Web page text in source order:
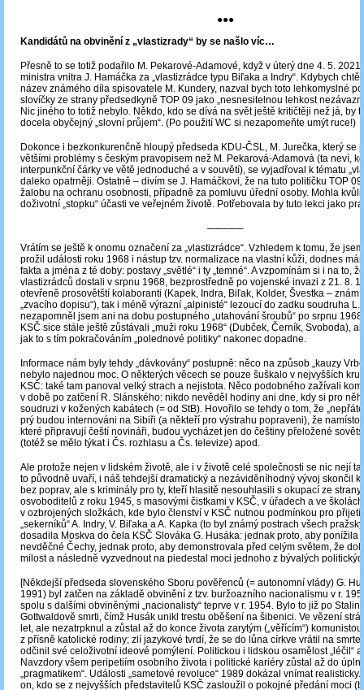
●●●
Kandidátů na obvinění z „vlastizrady“ by se našlo víc…
Přesně to se totiž podařilo M. Pekarové-Adamové, když v úterý dne 4. 5.
ministra vnitra J. Hamáčka za „vlastizrádce typu Biľaka a Indry“. Kdybych
název známého díla spisovatele M. Kundery, nazval bych toto lehkomyslné
slovíčky ze strany předsedkyně TOP 09 jako „nesnesitelnou lehkost
Nic jiného to totiž nebylo. Někdo, kdo se dívá na svět ještě kritičtěji než já, by
docela obyčejný „slovní průjem“. (Po použití WC si nezapomeňte umýt ruce!)
Dokonce i bezkonkurenčně hloupý předseda KDU-ČSL, M. Jurečka, který se
většími problémy s českým pravopisem než M. Pekarová-Adamová (ta neví,
interpunkční čárky ve větě jednoduché a v souvětí), se vyjadřoval k tématu
daleko opatrněji. Ostatně – divím se J. Hamáčkovi, že na tuto političku TOP
žalobu na ochranu osobnosti, případně za pomluvu úřední osoby. Mohla kvůli
doživotní „stopku“ účasti ve veřejném životě. Potřebovala by tuto lekci jako
─────
Vrátím se ještě k onomu označení za „vlastizrádce“. Vzhledem k tomu, že
prožil události roku 1968 i nástup tzv. normalizace na vlastní kůži, dodnes
fakta a jména z té doby: postavy „světlé“ i ty „temné“. A vzpomínám si i na to,
vlastizrádců dostali v srpnu 1968, bezprostředně po vojenské invazi z 21. 8.
otevřeně prosovětští kolaboranti (Kapek, Indra, Biľak, Kolder, Švestka –
„zvacího dopisu“), tak i méně výrazní „alpinisté“ lezoucí do zadku soudruha L.
nezapomněl jsem ani na dobu postupného „utahování šroubů“ po srpnu
KSČ sice stále ještě zůstávali „muži roku 1968“ (Dubček, Černík, Svoboda),
jak to s tím pokračováním „polednové politiky“ nakonec dopadne.
Informace nám byly tehdy „dávkovány“ postupně: něco na způsob „kauzy
nebylo najednou moc. O některých věcech se pouze šuškalo v nejvyšších
KSČ: také tam panoval velký strach a nejistota. Něco podobného zažívali
v době po zatčení R. Slánského: nikdo nevěděl hodiny ani dne, kdy si pro
soudruzi v kožených kabátech (= od StB). Hovořilo se tehdy o tom, že
prý budou internováni na Sibiři (a někteří pro výstrahu popraveni), že namísto
které připravují čeští novináři, budou vycházet jen do češtiny přeložené
(totéž se mělo týkat i Čs. rozhlasu a Čs. televize) apod.
Ale protože nejen v lidském životě, ale i v životě celé společnosti se nic nejí
to původně uvaří, i náš tehdejší dramatický a nezáviděníhodný vývoj skončil
bez poprav, ale s kriminály pro ty, kteří hlasitě nesouhlasili s okupací ze
osvoboditelů z roku 1945, s masovými čistkami v KSČ, v úřadech a ve
v ozbrojených složkách, kde bylo členství v KSČ nutnou podmínkou pro
„sekerníků“ A. Indry, V. Biľaka a A. Kapka (to byl známý postrach všech
dosadila Moskva do čela KSČ Slováka G. Husáka: jednak proto, aby ponížila
nevděčné Čechy, jednak proto, aby demonstrovala před celým světem, že
milost a následně vyzvednout na piedestal moci jednoho z bývalých
[Někdejší předseda slovenského Sboru pověřenců (= autonomní vlády) G.
1991) byl zatčen na základě obvinění z tzv. buržoazního nacionalismu v r.
spolu s dalšími obviněnými „nacionalisty“ teprve v r. 1954. Bylo to již po
Gottwaldově smrti, čímž Husák unikl trestu oběšení na šibenici. Ve vězení
let, ale nezatrpknul a zůstal až do konce života zarytým („věřícím“)
z přísně katolické rodiny; zlí jazykové tvrdí, že se do lůna církve vrátil na
odčinil své celoživotní ideové pomýlení. Politickou i lidskou osamělost „léčil“
Navzdory všem peripetiím osobního života i politické kariéry zůstal až do
„pragmatikem“. Události „sametové revoluce“ 1989 dokázal vnímat
on, kdo se z nejvyšších představitelů KSČ zasloužil o pokojné předání moci